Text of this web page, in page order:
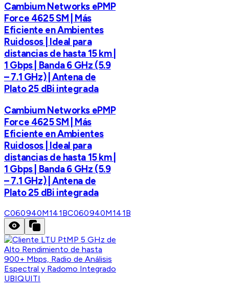
Cambium Networks ePMP
Force 4625 SM | Más
Eficiente en Ambientes
Ruidosos | Ideal para
distancias de hasta 15 km |
1 Gbps | Banda 6 GHz (5.9
– 7.1 GHz) | Antena de
Plato 25 dBi integrada
Cambium Networks ePMP
Force 4625 SM | Más
Eficiente en Ambientes
Ruidosos | Ideal para
distancias de hasta 15 km |
1 Gbps | Banda 6 GHz (5.9
– 7.1 GHz) | Antena de
Plato 25 dBi integrada
C060940M141BC060940M141B
UBIQUITI